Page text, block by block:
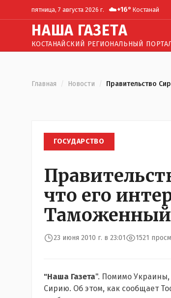
пятница, 7 августа 2026 г. ☁️+16° Костанай
НАША ГАЗЕТА
КОСТАНАЙСКИЙ РЕГИОНАЛЬНЫЙ
Главная / Новости / Правительство
ГОСУДАРСТВО
что его
Таможенный
23 июня 2010 г. в 23:01 1521
"Наша Газета". Помимо Украины,
Сирию. Об этом, как сообщает